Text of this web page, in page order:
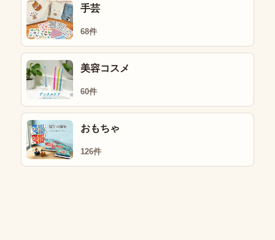
手芸
68件
美容コスメ
60件
おもちゃ
126件